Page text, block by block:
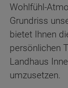
Wohlfühl-
Grundriss
bietet Ihnen
persönlichen
Landhaus
umzusetzen.